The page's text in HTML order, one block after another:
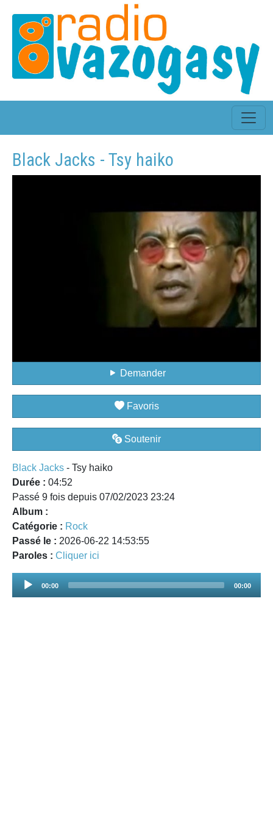
Black Jacks - Tsy haiko
Demander
Favoris
Soutenir
Black Jacks - Tsy haiko
Durée : 04:52
Passé 9 fois depuis 07/02/2023 23:24
Album :
Catégorie : Rock
Passé le : 2026-06-22 14:53:55
Paroles : Cliquer ici
Audio
00:00 00:00